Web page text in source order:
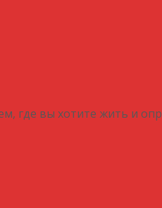
где вы хотите жить и